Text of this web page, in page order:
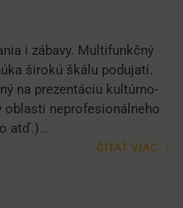
i zábavy. Multifunkčný
širokú škálu podujatí.
na prezentáciu kultúrno-
neprofesionálneho
atď.)…
ČÍTAŤ VIAC